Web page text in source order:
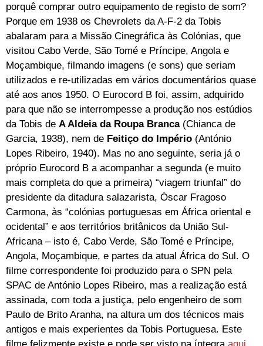
porquê comprar outro equipamento de registo de som?
Porque em 1938 os Chevrolets da A-F-2 da Tobis
abalaram para a Missão Cinegráfica às Colónias, que
visitou Cabo Verde, São Tomé e Príncipe, Angola e
Moçambique, filmando imagens (e sons) que seriam
utilizados e re-utilizadas em vários documentários quase
até aos anos 1950. O Eurocord B foi, assim, adquirido
para que não se interrompesse a produção nos estúdios
da Tobis de A Aldeia da Roupa Branca(Chianca de
Garcia, 1938), nem de Feitiço do Império (António
Lopes Ribeiro, 1940). Mas no ano seguinte, seria já o
próprio Eurocord B a acompanhar a segunda (e muito
mais completa do que a primeira) “viagem triunfal” do
presidente da ditadura salazarista, Óscar Fragoso
Carmona, às “colónias portuguesas em África oriental e
ocidental” e aos territórios britânicos da União Sul-
Africana – isto é, Cabo Verde, São Tomé e Príncipe,
Angola, Moçambique, e partes da atual África do Sul. O
filme correspondente foi produzido para o SPN pela
SPAC de António Lopes Ribeiro, mas a realização está
assinada, com toda a justiça, pelo engenheiro de som
Paulo de Brito Aranha, na altura um dos técnicos mais
antigos e mais experientes da Tobis Portuguesa. Este